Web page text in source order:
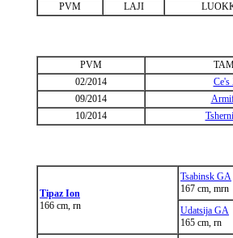
PVM LAJI
PVM
02/2014
Ce's
09/2014
10/2014
Tipaz Ion
166 cm, rn
Tsabinsk GA
167 cm, mrn
Udatsija GA
165 cm, rn